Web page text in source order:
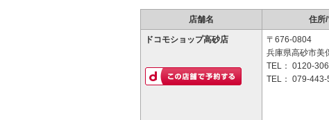
店舗名 住所
ドコモショップ高砂店
〒676-0804
兵庫県高砂市美
TEL： 0120-
TEL： 079-443-